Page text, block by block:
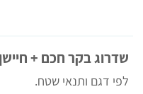
שדרוג בקר חכם +
לפי דגם ותנאי שטח.